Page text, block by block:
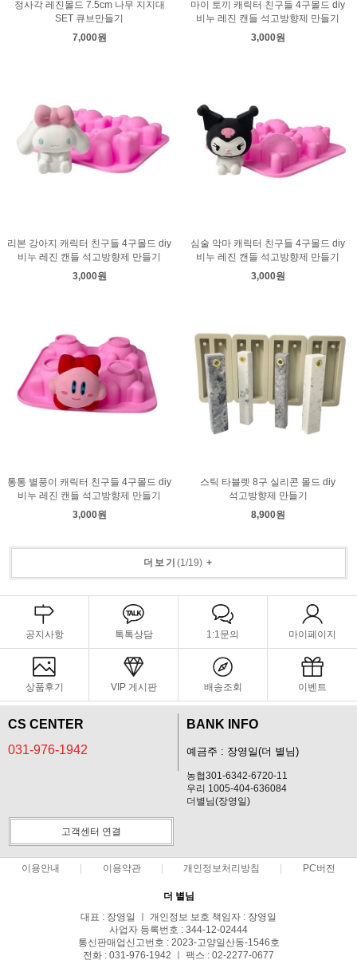
정사각 레진몰드 7.5cm 나무 지지대
SET 큐브만들기
7,000원
마이 토끼 캐릭터 친구들 4구몰드 diy
비누 레진 캔들 석고방향제 만들기
3,000원
리본 강아지 캐릭터 친구들 4구몰드 diy
비누 레진 캔들 석고방향제 만들기
3,000원
심술 악마 캐릭터 친구들 4구몰드 diy
비누 레진 캔들 석고방향제 만들기
3,000원
통통 별풍이 캐릭터 친구들 4구몰드 diy
비누 레진 캔들 석고방향제 만들기
3,000원
스틱 타블렛 8구 실리콘 몰드 diy
석고방향제 만들기
8,900원
더보기 (1/19) +
공지사항 톡톡상담 1:1문의 마이페이지
상품후기 VIP 게시판 배송조회 이벤트
CS CENTER
031-976-1942
BANK INFO
예금주 : 장영일(더 별님)
농협301-6342-6720-11
우리 1005-404-636084
더별님(장영일)
고객센터 연결
이용안내 이용약관 개인정보처리방침 PC버전
더 별님
대표 : 장영일 ㅣ 개인정보 보호 책임자 : 장영일
사업자 등록번호 : 344-12-02444
통신판매업신고번호 : 2023-고양일산동-1546호
전화 : 031-976-1942 ㅣ 팩스 : 02-2277-0677